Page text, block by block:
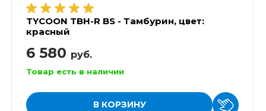
TYCOON TBH-R BS - Тамбурин, цвет:
красный
6 580 руб.
Товар есть в наличии
В КОРЗИНУ